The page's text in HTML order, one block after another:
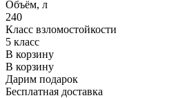
Объём, л
240
Класс взломостойкости
5 класс
В корзину
В корзину
Дарим подарок
Бесплатная доставка